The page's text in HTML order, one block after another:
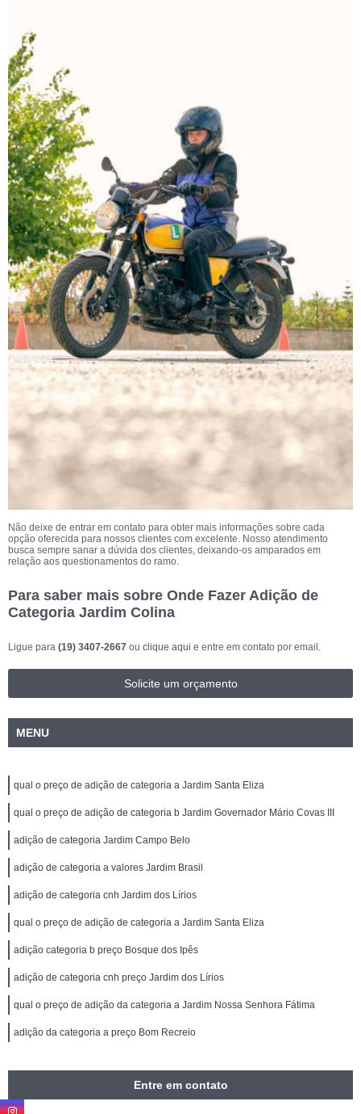
Não deixe de entrar em contato para obter mais informações sobre cada
opção oferecida para nossos clientes com excelente. Nosso atendimento
busca sempre sanar a dúvida dos clientes, deixando-os amparados em
relação aos questionamentos do ramo.
Para saber mais sobre Onde Fazer Adição de
Categoria Jardim Colina
Ligue para (19) 3407-2667 ou clique aqui e entre em contato por email.
Solicite um orçamento
MENU
qual o preço de adição de categoria a Jardim Santa Eliza
qual o preço de adição de categoria b Jardim Governador Mário Covas III
adição de categoria Jardim Campo Belo
adição de categoria a valores Jardim Brasil
adição de categoria cnh Jardim dos Lírios
qual o preço de adição de categoria a Jardim Santa Eliza
adição categoria b preço Bosque dos Ipês
adição de categoria cnh preço Jardim dos Lírios
qual o preço de adição da categoria a Jardim Nossa Senhora Fátima
adição da categoria a preço Bom Recreio
Entre em contato